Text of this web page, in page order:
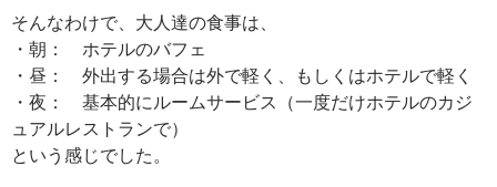
そんなわけで、大人達の食事は、
・朝： ホテルのバフェ
・昼： 外出する場合は外で軽く、もしくはホテルで軽く
・夜： 基本的にルームサービス（一度だけホテルのカジ
ュアルレストランで）
という感じでした。